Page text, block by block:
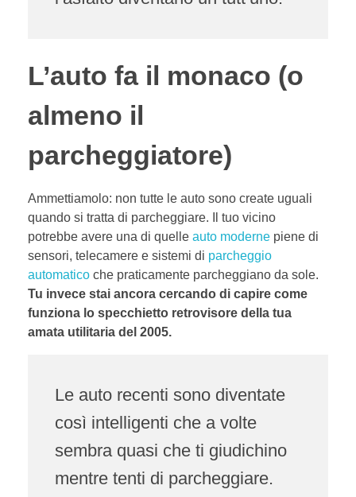
L’auto fa il monaco (o
almeno il
parcheggiatore)
Ammettiamolo: non tutte le auto sono create uguali
quando si tratta di parcheggiare. Il tuo vicino
potrebbe avere una di quelle auto moderne piene di
sensori, telecamere e sistemi di parcheggio
automatico che praticamente parcheggiano da sole.
Tu invece stai ancora cercando di capire come
funziona lo specchietto retrovisore della tua
amata utilitaria del 2005.
Le auto recenti sono diventate
così intelligenti che a volte
sembra quasi che ti giudichino
mentre tenti di parcheggiare.